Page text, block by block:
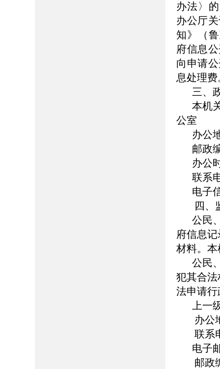
办法〉
办公厅
知》（
府信息
向申请
息处理费
三、
本机
公室
办公
邮政
办公
联系
电子
四、
公民
府信息
材料。
公民
犯其合
法申请
上一
办公
联系
电子
邮政